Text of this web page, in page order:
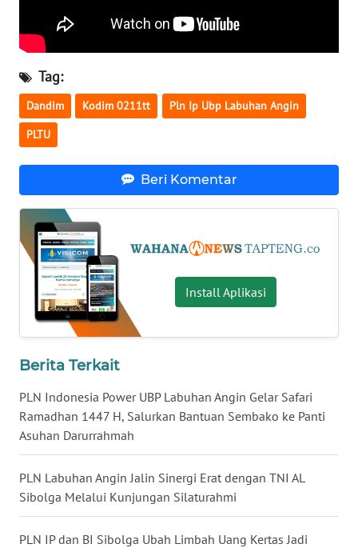
Tag:
Dandim Kodim 0211tt Pln Ip Ubp Labuhan Angin
PLTU
Beri Komentar
Install Aplikasi
Berita Terkait
PLN Indonesia Power UBP Labuhan Angin Gelar Safari
Ramadhan 1447 H, Salurkan Bantuan Sembako ke Panti
Asuhan Darurrahmah
PLN Labuhan Angin Jalin Sinergi Erat dengan TNI AL
Sibolga Melalui Kunjungan Silaturahmi
PLN IP dan BI Sibolga Ubah Limbah Uang Kertas Jadi
WN
KALTARA
WN
KALSEL
WN
SULSEL
WN
GORONTALO
WN
WN